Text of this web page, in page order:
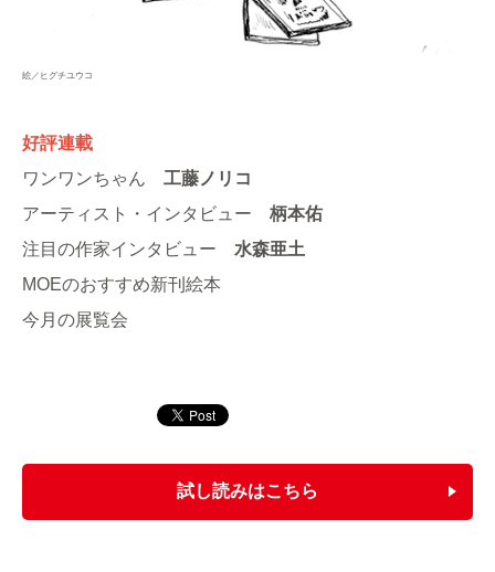
絵／ヒグチユウコ
好評連載
ワンワンちゃん 工藤ノリコ
アーティスト・インタビュー 柄本佑
注目の作家インタビュー 水森亜土
MOEのおすすめ新刊絵本
今月の展覧会
試し読みはこちら